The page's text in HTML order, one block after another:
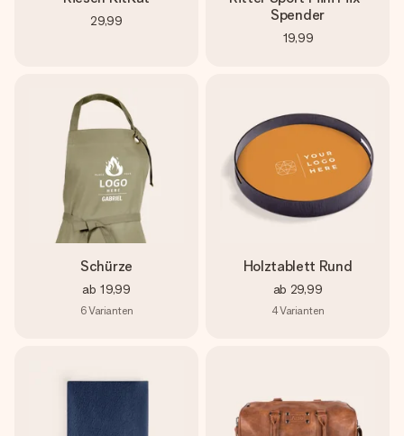
29,99
Spender
19,99
Schürze
ab 19,99
6Varianten
Holztablett Rund
ab 29,99
4Varianten